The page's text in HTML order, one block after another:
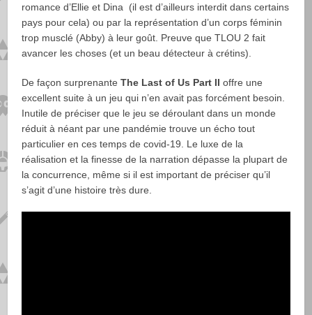
romance d’Ellie et Dina (il est d’ailleurs interdit dans certains
pays pour cela) ou par la représentation d’un corps féminin
trop musclé (Abby) à leur goût. Preuve que TLOU 2 fait
avancer les choses (et un beau détecteur à crétins).
De façon surprenanteThe Last of Us Part IIoffre une
excellent suite à un jeu qui n’en avait pas forcément besoin.
Inutile de préciser que le jeu se déroulant dans un monde
réduit à néant par une pandémie trouve un écho tout
particulier en ces temps de covid-19. Le luxe de la
réalisation et la finesse de la narration dépasse la plupart de
la concurrence, même si il est important de préciser qu’il
s’agit d’une histoire très dure.